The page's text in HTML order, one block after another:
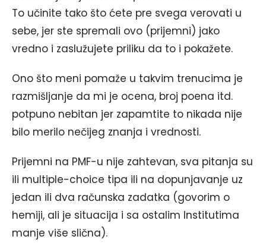
To učinite tako što ćete pre svega verovati u
sebe, jer ste spremali ovo (prijemni) jako
vredno i zaslužujete priliku da to i pokažete.
Ono što meni pomaže u takvim trenucima je
razmišljanje da mi je ocena, broj poena itd.
potpuno nebitan jer zapamtite to nikada nije
bilo merilo nečijeg znanja i vrednosti.
Prijemni na PMF-u nije zahtevan, sva pitanja su
ili multiple-choice tipa ili na dopunjavanje uz
jedan ili dva računska zadatka (govorim o
hemiji, ali je situacija i sa ostalim Institutima
manje više slična).